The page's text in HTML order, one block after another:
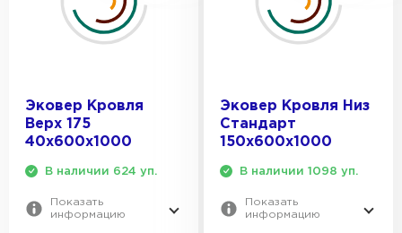
Эковер Кровля
Верх 175
40х600х1000
В наличии 624 уп.
Показать
информацию
Эковер Кровля Низ
Стандарт
150х600х1000
В наличии 1098 уп.
Показать
информацию